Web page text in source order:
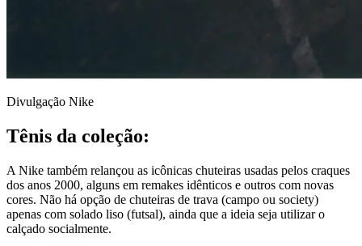
Divulgação Nike
Tênis da coleção:
A Nike também relançou as icônicas chuteiras usadas pelos craques
dos anos 2000, alguns em remakes idênticos e outros com novas
cores. Não há opção de chuteiras de trava (campo ou society)
apenas com solado liso (futsal), ainda que a ideia seja utilizar o
calçado socialmente.